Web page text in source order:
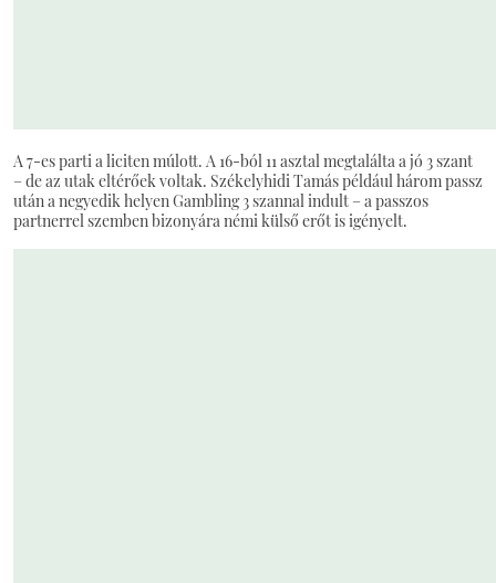
A 7-es parti a liciten múlott. A 16-ból 11 asztal megtalálta a jó 3 szant
– de az utak eltérőek voltak. Székelyhidi Tamás például három passz
után a negyedik helyen Gambling 3 szannal indult – a passzos
partnerrel szemben bizonyára némi külső erőt is igényelt.